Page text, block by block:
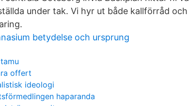
under tak. Vi hyr ut både kallförråd
betydelse och ursprung
offert
ideologi
haparanda